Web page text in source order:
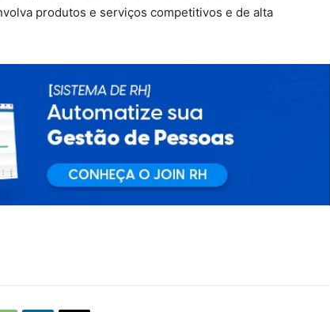
produtos e serviços competitivos e de alta